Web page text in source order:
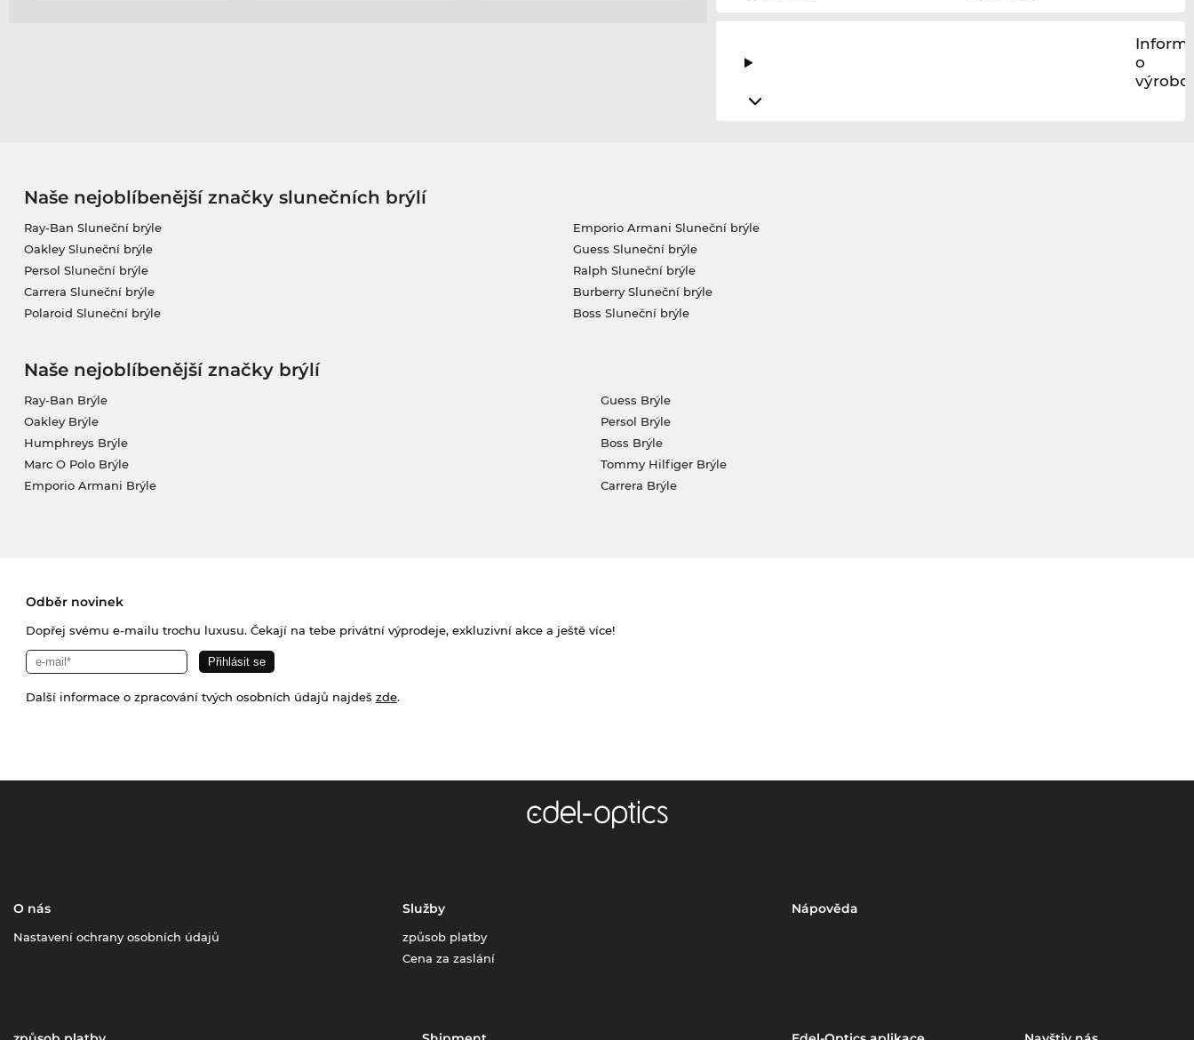
o
výrobci
Naše nejoblíbenější značky slunečních brýlí
Ray-Ban Sluneční brýle
Oakley Sluneční brýle
Persol Sluneční brýle
Carrera Sluneční brýle
Polaroid Sluneční brýle
Emporio Armani Sluneční brýle
Guess Sluneční brýle
Ralph Sluneční brýle
Burberry Sluneční brýle
Boss Sluneční brýle
Naše nejoblíbenější značky brýlí
Ray-Ban Brýle
Oakley Brýle
Humphreys Brýle
Marc O Polo Brýle
Emporio Armani Brýle
Guess Brýle
Persol Brýle
Boss Brýle
Tommy Hilfiger Brýle
Carrera Brýle
Odběr novinek
Dopřej svému e-mailu trochu luxusu. Čekají na tebe privátní výprodeje, exkluzivní akce a ještě více!
Další informace o zpracování tvých osobních údajů najdeš zde.
O nás
Nastavení ochrany osobních údajů
Služby
způsob platby
Cena za zaslání
Nápověda